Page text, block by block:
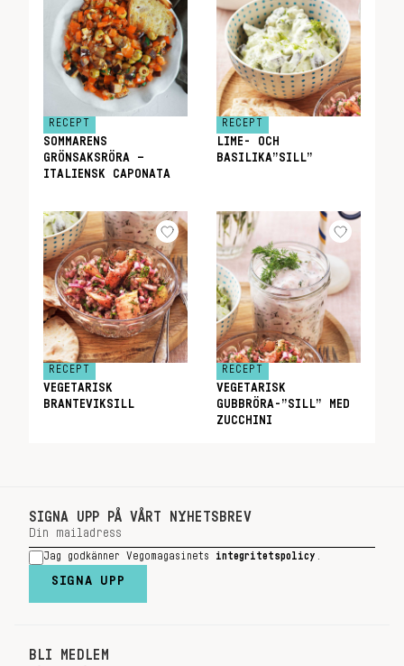
RECEPT
SOMMARENS
GRÖNSAKSRÖRA –
ITALIENSK CAPONATA
RECEPT
LIME- OCH
BASILIKA”SILL”
RECEPT
VEGETARISK
BRANTEVIKSILL
RECEPT
VEGETARISK
GUBBRÖRA-”SILL” MED
ZUCCHINI
SIGNA UPP PÅ VÅRT NYHETSBREV
Jag godkänner Vegomagasinets integritetspolicy
SIGNA UPP
BLI MEDLEM